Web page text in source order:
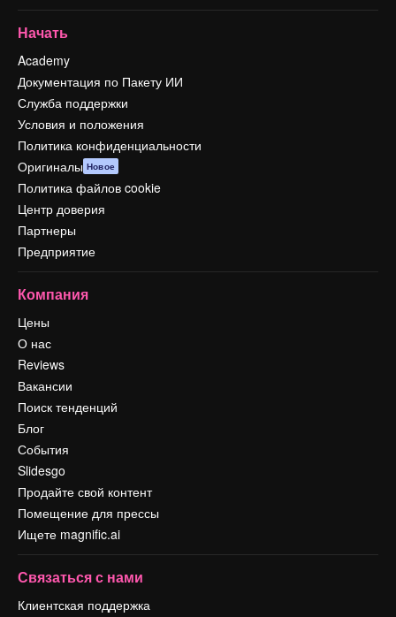
Начать
Academy
Документация по Пакету ИИ
Служба поддержки
Условия и положения
Политика конфиденциальности
Оригиналы Новое
Политика файлов cookie
Центр доверия
Партнеры
Предприятие
Компания
Цены
О нас
Reviews
Вакансии
Поиск тенденций
Блог
События
Slidesgo
Продайте свой контент
Помещение для прессы
Ищете magnific.ai
Связаться с нами
Клиентская поддержка